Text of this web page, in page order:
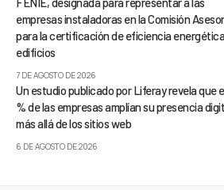
empresas instaladoras en la Comisión
para la certificación de eficiencia
edificios
7 DE AGOSTO DE 2026
Un estudio publicado por Liferay revela que
% de las empresas amplían su presencia
más allá de los sitios web
6 DE AGOSTO DE 2026